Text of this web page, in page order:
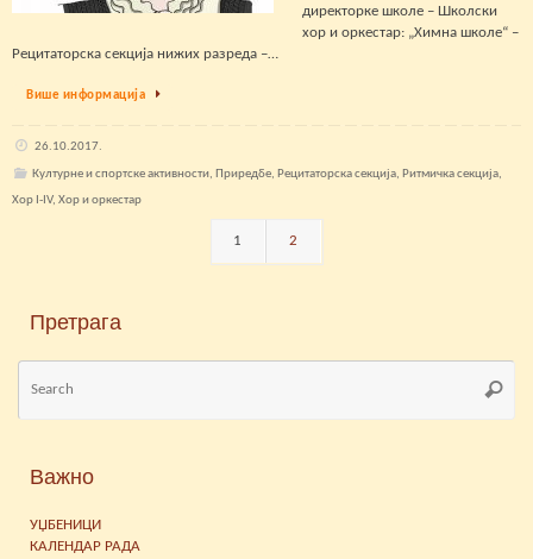
директорке школе – Школски
хор и оркестар: „Химна школе“ –
Рецитаторска секција нижих разреда –…
Више информација
26.10.2017.
Културне и спортске активности, Приредбе, Рецитаторска секција, Ритмичка секција,
Хор I-IV, Хор и оркестар
1 2
Претрага
Важно
УЏБЕНИЦИ
КАЛЕНДАР РАДА